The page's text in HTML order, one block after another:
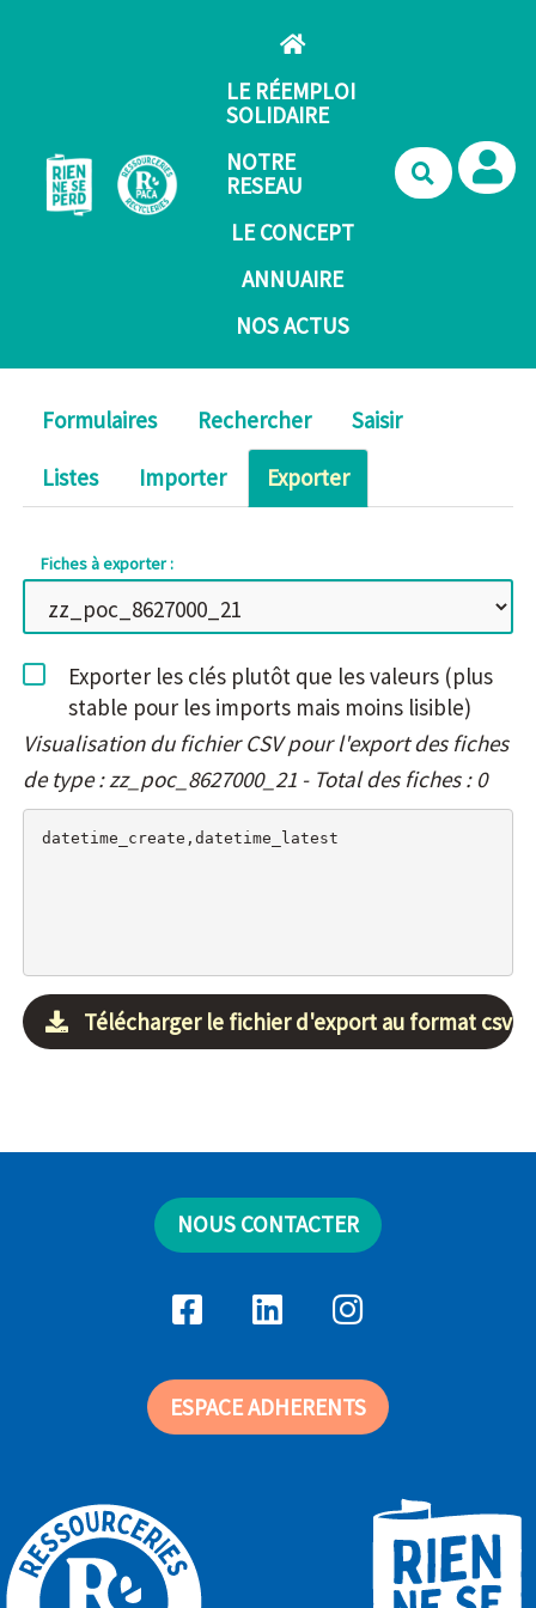
LE RÉEMPLOI
SOLIDAIRE
NOTRE
RESEAU
LE CONCEPT
ANNUAIRE
NOS ACTUS
Formulaires Rechercher
Saisir
Listes
Importer Exporter
Fiches à exporter :
Exporter les clés plutôt que les valeurs (plus
stable pour les imports mais moins lisible)
Visualisation du fichier CSV pour l'export des fiches
de type : zz_poc_8627000_21 - Total des fiches : 0
Télécharger le fichier d'export au format csv
NOUS CONTACTER
ESPACE ADHERENTS